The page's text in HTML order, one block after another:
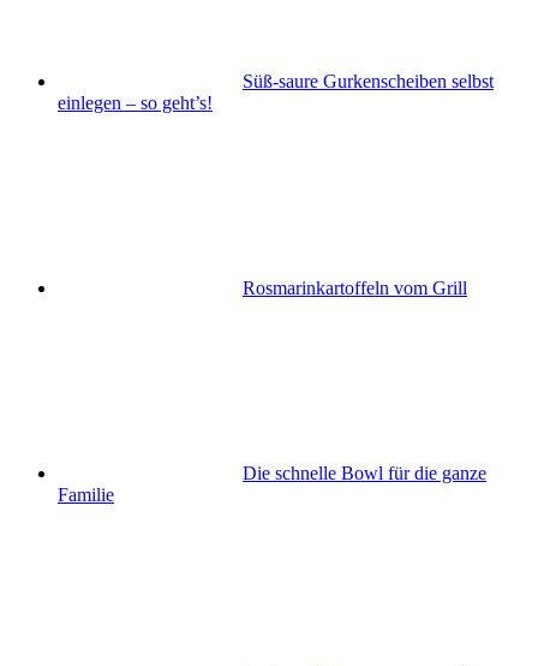
Süß-saure Gurkenscheiben selbst
einlegen – so geht’s!
Rosmarinkartoffeln vom Grill
Die schnelle Bowl für die ganze
Familie